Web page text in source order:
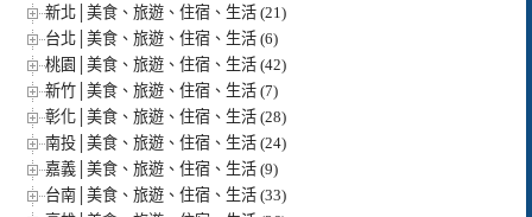
新北│美食、旅遊、住宿、生活 (21)
台北│美食、旅遊、住宿、生活 (6)
桃園│美食、旅遊、住宿、生活 (42)
新竹│美食、旅遊、住宿、生活 (7)
彰化│美食、旅遊、住宿、生活 (28)
南投│美食、旅遊、住宿、生活 (24)
嘉義│美食、旅遊、住宿、生活 (9)
台南│美食、旅遊、住宿、生活 (33)